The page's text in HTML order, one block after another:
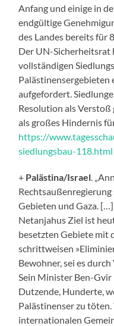
Anfang und einige in
endgültige
des Landes bereits für
Der UN-Sicherheitsrat
vollständigen
Palästinensergebieten
aufgefordert.
Resolution als
als großes Hindernis
https://
siedlungsbau-118.html
+ Palästina/Israel .
Gebieten und Gaza. […]
Netanjahus Ziel ist
besetzten Gebiete mit
schrittweisen
Bewohner, sei es
Sein Minister Ben-Gvir
Dutzende, Hunderte,
Palästinenser zu
internationalen